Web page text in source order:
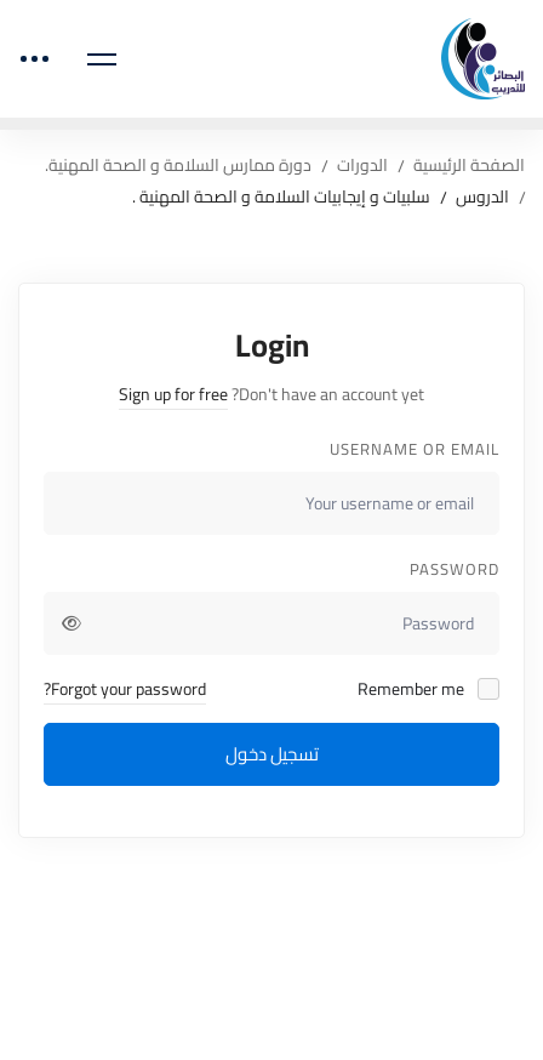
الصفحة الرئيسية الدورات
دورة ممارس السلامة و الصحة المهنية.
الدروس
سلبيات و إيجابيات السلامة و الصحة المهنية .
Login
Don't have an account yet?
Sign up for free
USERNAME OR EMAIL
PASSWORD
Forgot your password?
تسجيل دخول